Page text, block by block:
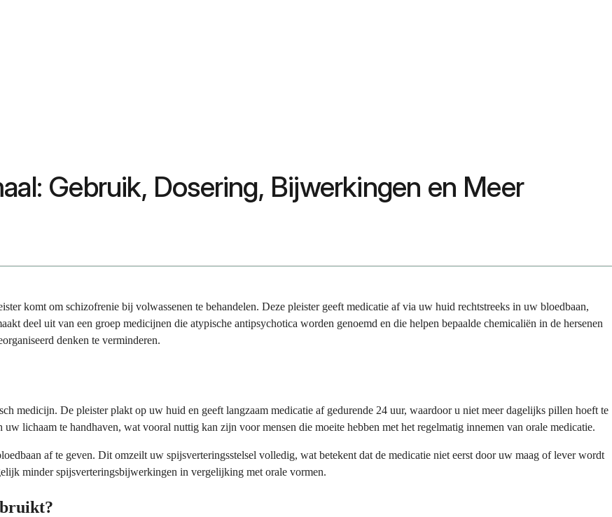
Gebruik, Dosering, Bijwerkingen en Meer
komt om schizofrenie bij volwassenen te behandelen. Deze pleister geeft medicatie af via uw huid rechtstreeks in uw bloedbaan,
deel uit van een groep medicijnen die atypische antipsychotica worden genoemd en die helpen bepaalde chemicaliën in de hersenen
denken te verminderen.
medicijn. De pleister plakt op uw huid en geeft langzaam medicatie af gedurende 24 uur, waardoor u niet meer dagelijks pillen hoeft te
lichaam te handhaven, wat vooral nuttig kan zijn voor mensen die moeite hebben met het regelmatig innemen van orale medicatie.
af te geven. Dit omzeilt uw spijsverteringsstelsel volledig, wat betekent dat de medicatie niet eerst door uw maag of lever wordt
minder spijsverteringsbijwerkingen in vergelijking met orale vormen.